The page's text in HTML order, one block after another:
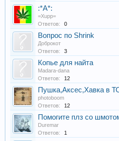
:*А*:
=Xupp=
Ответов:
0
Вопрос по Shrink
Доброкот
Ответов:
3
Копье для найта
Madara-dana
Ответов:
12
Пушка,Аксес,Хавка в
photoboom
Ответов:
12
Помогите плз со
Duremar
Ответов:
1